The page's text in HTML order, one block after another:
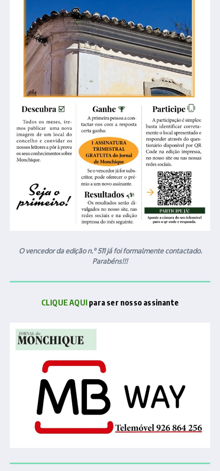
O vencedor da edição n.º 511 já foi formalmente contactado.
Parabéns!!!
CLIQUE AQUI para ser nosso assinante